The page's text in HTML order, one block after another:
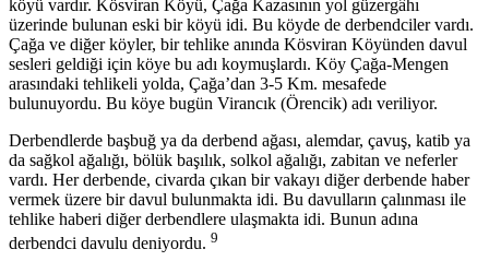
köyü vardır. Kösviran Köyü, Çağa Kazasının yol güzergâhı
üzerinde bulunan eski bir köyü idi. Bu köyde de derbendciler vardı.
Çağa ve diğer köyler, bir tehlike anında Kösviran Köyünden davul
sesleri geldiği için köye bu adı koymuşlardı. Köy Çağa-Mengen
arasındaki tehlikeli yolda, Çağa’dan 3-5 Km. mesafede
bulunuyordu. Bu köye bugün Virancık (Örencik) adı veriliyor.
Derbendlerde başbuğ ya da derbend ağası, alemdar, çavuş, katib ya
da sağkol ağalığı, bölük başılık, solkol ağalığı, zabitan ve neferler
vardı. Her derbende, civarda çıkan bir vakayı diğer derbende haber
vermek üzere bir davul bulunmakta idi. Bu davulların çalınması ile
tehlike haberi diğer derbendlere ulaşmakta idi. Bunun adına
derbendci davulu deniyordu. 9